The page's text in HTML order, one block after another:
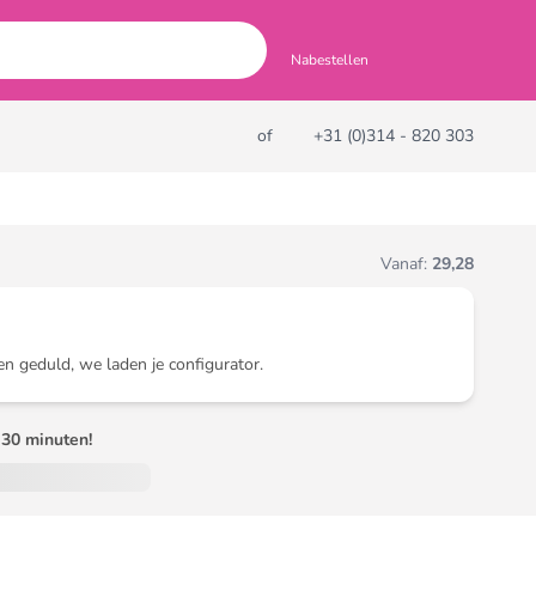
Nabestellen
of +31 (0)314 - 820 303
Vanaf: 29,28
geduld, we laden je configurator.
30 minuten!